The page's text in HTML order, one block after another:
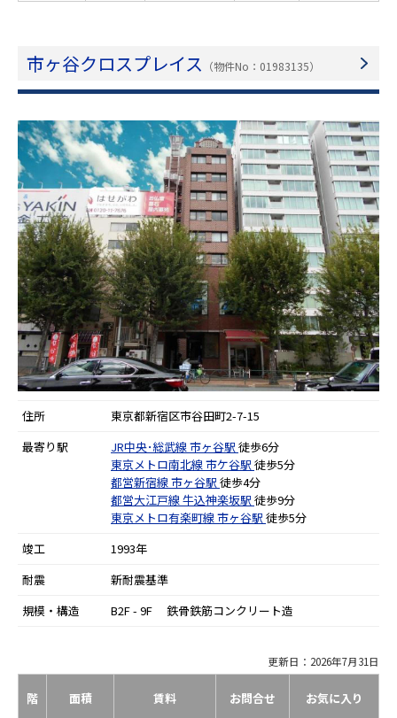
市ヶ谷クロスプレイス （物件No：01983135）
住所
東京都新宿区市谷田町2-7-15
最寄り駅
JR中央･総武線市ヶ谷駅 徒歩6分
東京メトロ南北線市ケ谷駅 徒歩5分
都営新宿線市ヶ谷駅 徒歩4分
都営大江戸線牛込神楽坂駅 徒歩9分
東京メトロ有楽町線市ヶ谷駅 徒歩5分
竣工
1993年
耐震
新耐震基準
規模・構造
B2F - 9F 鉄骨鉄筋コンクリート造
更新日：2026年7月31日
階 面積 賃料 お問合せ お気に入り